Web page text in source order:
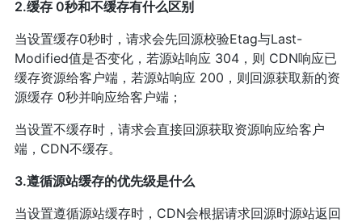
2.缓存 0秒和不缓存有什么区别
当设置缓存0秒时，请求会先回源校验Etag与Last-
Modified值是否变化，若源站响应 304，则 CDN响应已
缓存资源给客户端，若源站响应 200，则回源获取新的资
源缓存 0秒并响应给客户端；
当设置不缓存时，请求会直接回源获取资源响应给客户
端，CDN不缓存。
3.遵循源站缓存的优先级是什么
当设置遵循源站缓存时，CDN会根据请求回源时源站返回